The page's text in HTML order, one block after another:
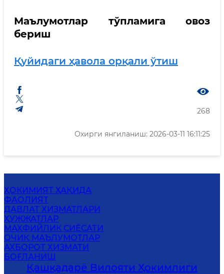
Маълумотлар тўпламига овоз
бериш
Қуйидаги ҳавола орқали ўтиш
268
Охирги янгиланиш: 2026-03-11 16:11:25
ҲОКИМИЯТ ҲАҚИДА
ФАОЛИЯТ
ДАВЛАТ ХИЗМАТЛАРИ
ҲУЖЖАТЛАР
MАХФИЙЛИК СИЁСАТИ
ОЧИҚ МАЪЛУМОТЛАР
АХБОРОТ ХИЗМАТИ
БОҒЛАНИШ
Қашқадарё Вилояти Ҳокимлиги